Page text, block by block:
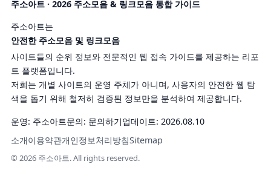
주소아트 · 2026 주소모음 & 링크모음 통합 가이드
주소아트는
안전한 주소모음 및 링크모음
사이트들의 순위 정보와 전문적인 웹 접속 가이드를 제공하는 리포
트 플랫폼입니다.
저희는 개별 사이트의 운영 주체가 아니며, 사용자의 안전한 웹 탐
색을 돕기 위해 철저히 검증된 정보만을 분석하여 제공합니다.
운영: 주소아트문의: 문의하기업데이트: 2026.08.10
소개이용약관개인정보처리방침Sitemap
© 2026 주소아트. All rights reserved.